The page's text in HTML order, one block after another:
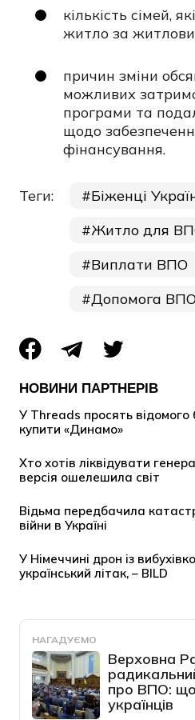
кількість сімей,
житло за
причин зміни
можливих
програми та
щодо
фінансування.
Теги:
Біженці
Житло для
Виплати ВПО
Допомога ВПО
НАГАДУЄМО
Верховна
про ВПО: що
українців